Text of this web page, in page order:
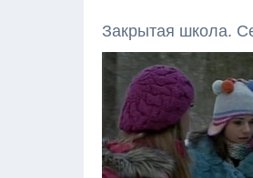
Закрытая школа.